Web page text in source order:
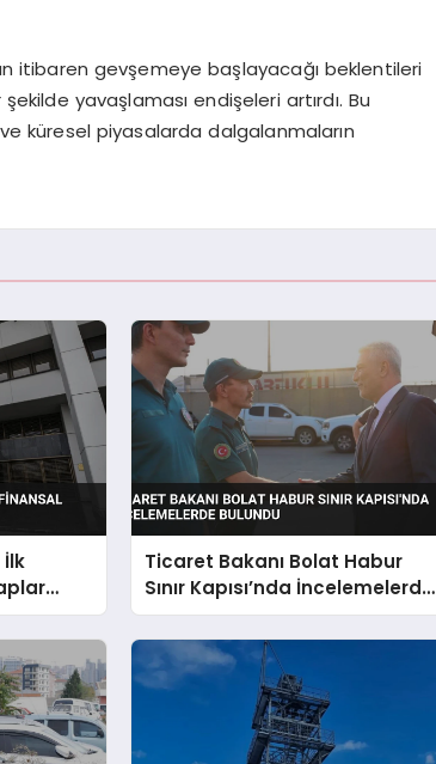
itibaren gevşemeye başlayacağı beklentileri
yavaşlaması endişeleri artırdı. Bu
küresel piyasalarda dalgalanmaların
İlk
Ticaret Bakanı Bolat Habur
Sınır Kapısı’nda İncelemelerde
Bulundu